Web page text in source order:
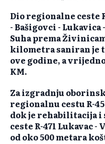
Dio regionalne ceste
- Bašigovci -
Suha prema
kilometra saniran je
ove godine, a
KM.
Za izgradnju
regionalnu cestu R-
dok je rehabilitacija i
ceste R-471 Lukavac
od oko 500 metara